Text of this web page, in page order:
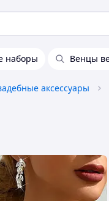
наборы Венцы
аксессуары